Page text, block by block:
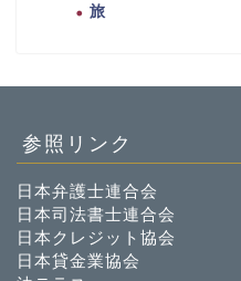
旅
参照リンク
日本弁護士連合会
日本司法書士連合会
日本クレジット協会
日本貸金業協会